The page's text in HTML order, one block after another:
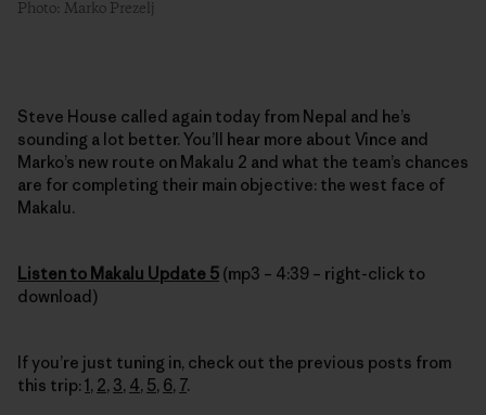
Photo: Marko Prezelj
Steve House called again today from Nepal and he’s
sounding a lot better. You’ll hear more about Vince and
Marko’s new route on Makalu 2 and what the team’s chances
are for completing their main objective: the west face of
Makalu.
Listen to Makalu Update 5 (mp3 – 4:39 – right-click to
download)
If you’re just tuning in, check out the previous posts from
this trip: 1, 2, 3, 4, 5, 6, 7.